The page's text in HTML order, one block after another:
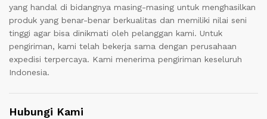
yang handal di bidangnya masing-masing untuk menghasilkan
produk yang benar-benar berkualitas dan memiliki nilai seni
tinggi agar bisa dinikmati oleh pelanggan kami. Untuk
pengiriman, kami telah bekerja sama dengan perusahaan
expedisi terpercaya. Kami menerima pengiriman keseluruh
Indonesia.
Hubungi Kami